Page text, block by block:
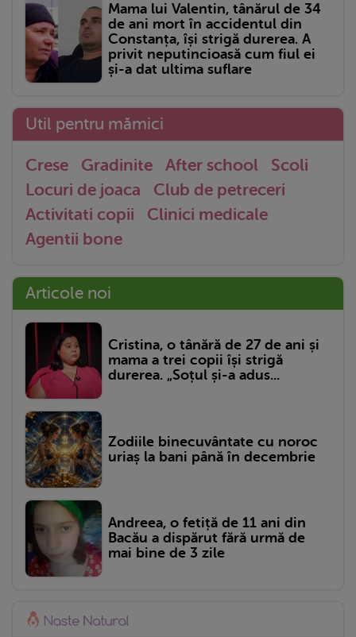
Mama lui Valentin, tânărul de 34
de ani mort în accidentul din
Constanța, își strigă durerea. A
privit neputincioasă cum fiul ei
și-a dat ultima suflare
Util pentru mămici
Crese Gradinite After school
Scoli
Locuri de joaca
Club de petreceri
Activitati copii
Clinici medicale
Agentii bone
Articole noi
Cristina, o tânără de 27 de ani și
mama a trei copii își strigă
durerea. „Soțul și-a adus...
Zodiile binecuvântate cu noroc
uriaș la bani până în decembrie
Andreea, o fetiță de 11 ani din
Bacău a dispărut fără urmă de
mai bine de 3 zile